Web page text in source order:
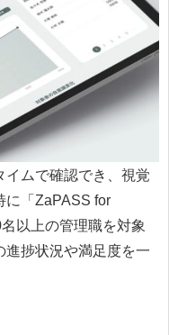
イムで確認でき、視覚
に「ZaPASS for
以上の管理職を対象
進捗状況や満足度を一